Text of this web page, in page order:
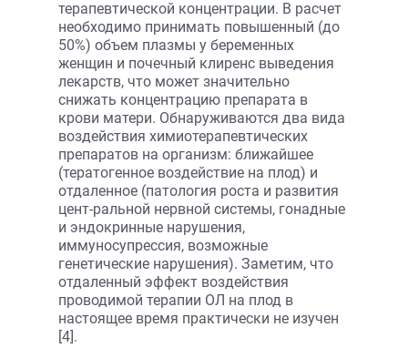
терапевтической концентрации. В расчет
необходимо принимать повышенный (до
50%) объем плазмы у беременных
женщин и почечный клиренс выведения
лекарств, что может значительно
снижать концентрацию препарата в
крови матери. Обнаруживаются два вида
воздействия химиотерапевтических
препаратов на организм: ближайшее
(тератогенное воздействие на плод) и
отдаленное (патология роста и развития
цент-ральной нервной системы, гонадные
и эндокринные нарушения,
иммуносупрессия, возможные
генетические нарушения). Заметим, что
отдаленный эффект воздействия
проводимой терапии ОЛ на плод в
настоящее время практически не изучен
[4].